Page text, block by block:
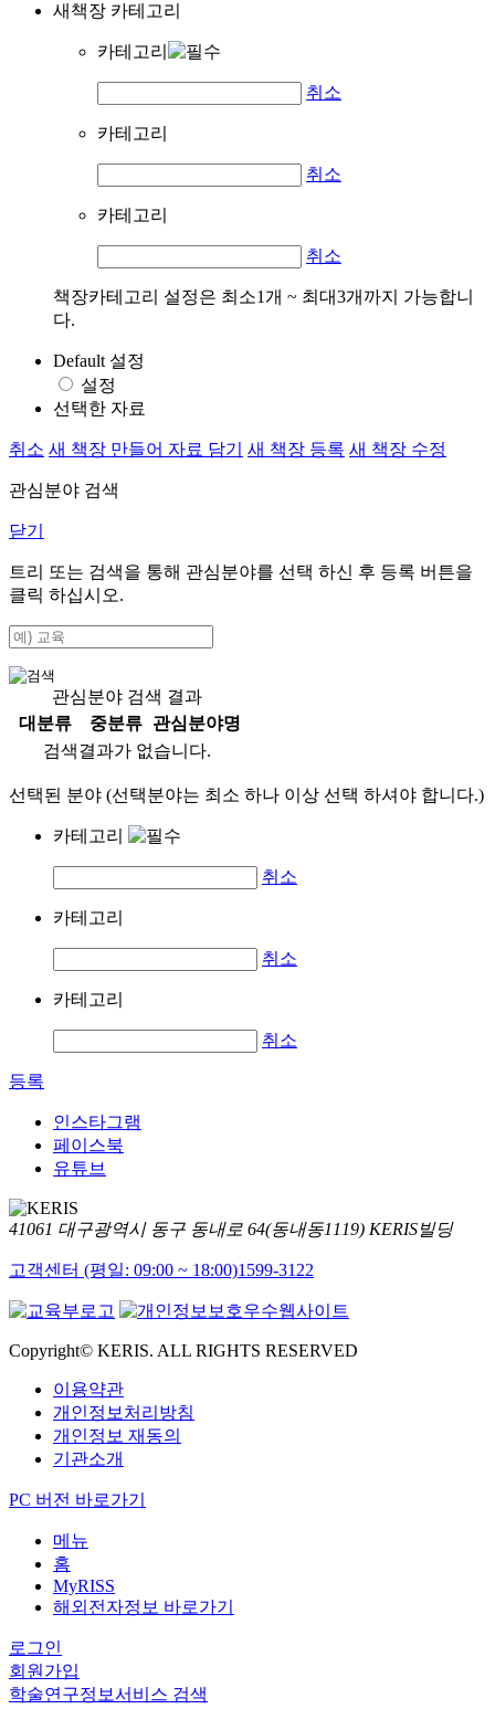
새책장 카테고리
카테고리
취소
카테고리
취소
카테고리
취소
책장카테고리 설정은 최소1개 ~ 최대3개까지 가능합니
다.
Default 설정
설정
선택한 자료
취소 새 책장 만들어 자료 담기 새 책장 등록 새 책장 수정
관심분야 검색
닫기
트리 또는 검색을 통해 관심분야를 선택 하신 후 등록 버튼을
클릭 하십시오.
관심분야 검색 결과
대분류
중분류
관심분야명
검색결과가 없습니다.
선택된 분야 (선택분야는 최소 하나 이상 선택 하셔야 합니다.)
카테고리
취소
카테고리
취소
카테고리
취소
등록
인스타그램
페이스북
유튜브
41061 대구광역시 동구 동내로 64(동내동1119) KERIS빌딩
고객센터 (평일: 09:00 ~ 18:00)1599-3122
Copyright© KERIS. ALL RIGHTS RESERVED
이용약관
개인정보처리방침
개인정보 재동의
기관소개
PC 버전 바로가기
메뉴
홈
MyRISS
해외전자정보 바로가기
로그인
회원가입
학술연구정보서비스 검색